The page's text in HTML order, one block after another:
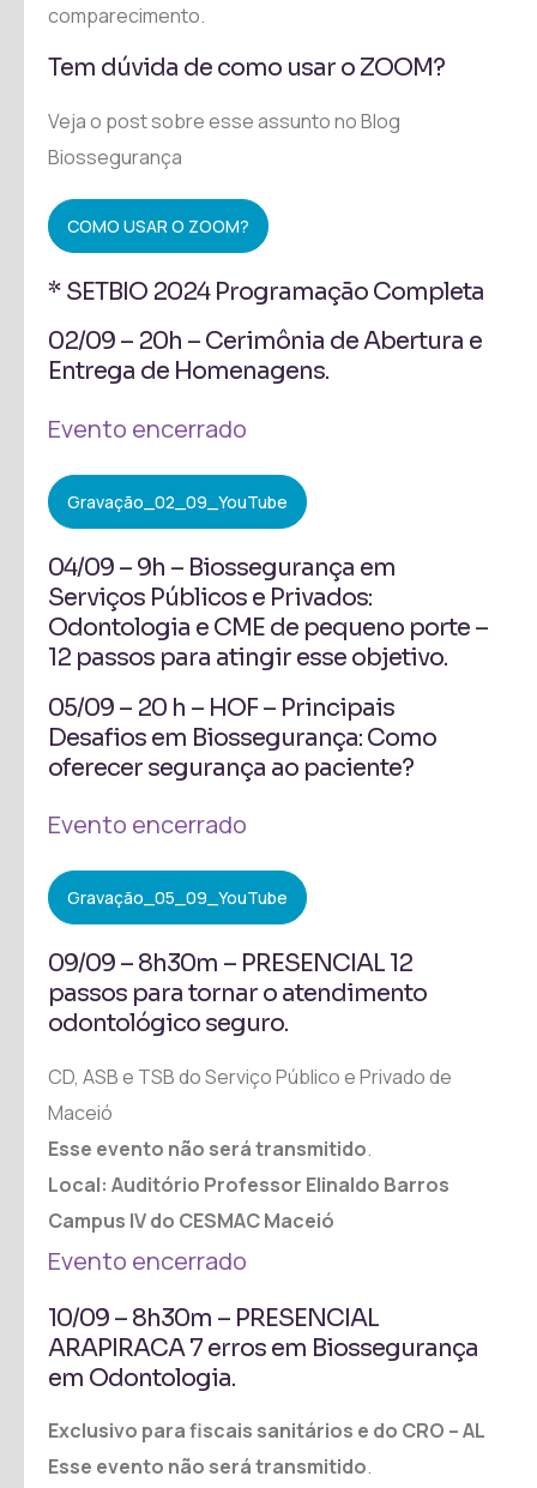
comparecimento.
Tem dúvida de como usar o ZOOM?
Veja o post sobre esse assunto no Blog
Biossegurança
COMO USAR O ZOOM?
* SETBIO 2024 Programação Completa
02/09 – 20h – Cerimônia de Abertura e
Entrega de Homenagens.
Evento encerrado
Gravação_02_09_YouTube
04/09 – 9h – Biossegurança em
Serviços Públicos e Privados:
Odontologia e CME de pequeno porte –
12 passos para atingir esse objetivo.
05/09 – 20 h – HOF – Principais
Desafios em Biossegurança: Como
oferecer segurança ao paciente?
Evento encerrado
Gravação_05_09_YouTube
09/09 – 8h30m – PRESENCIAL 12
passos para tornar o atendimento
odontológico seguro.
CD, ASB e TSB do Serviço Público e Privado de
Maceió
Esse evento não será transmitido.
Local: Auditório Professor Elinaldo Barros
Campus IV do CESMAC Maceió
Evento encerrado
10/09 – 8h30m – PRESENCIAL
ARAPIRACA 7 erros em Biossegurança
em Odontologia.
Exclusivo para fiscais sanitários e do CRO – AL
Esse evento não será transmitido.